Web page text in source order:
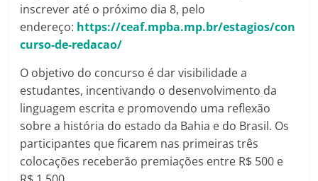
inscrever até o próximo dia 8, pelo
endereço: https://ceaf.mpba.mp.br/estagios/con
curso-de-redacao/
O objetivo do concurso é dar visibilidade a
estudantes, incentivando o desenvolvimento da
linguagem escrita e promovendo uma reflexão
sobre a história do estado da Bahia e do Brasil. Os
participantes que ficarem nas primeiras três
colocações receberão premiações entre R$ 500 e